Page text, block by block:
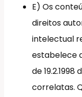
E) Os
direitos
intelectual
estabelece
de
correlatas.